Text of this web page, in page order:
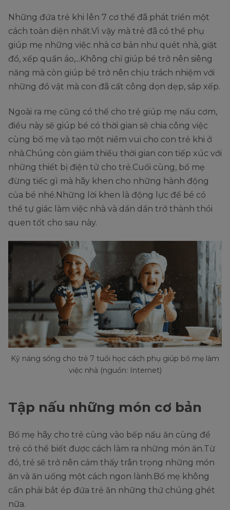
Những đứa trẻ khi lên 7 cơ thể đã phát triển một
cách toàn diện nhất.Vì vậy mà trẻ đã có thể phụ
giúp mẹ những việc nhà cơ bản như quét nhà, giặt
đồ, xếp quần áo,...Không chỉ giúp bé trở nên siêng
năng mà còn giúp bé trở nên chịu trách nhiệm với
những đồ vật mà con đã cất công dọn dẹp, sắp xếp.
Ngoài ra mẹ cũng có thể cho trẻ giúp mẹ nấu cơm,
điều này sẽ giúp bé có thời gian sẽ chia công việc
cùng bố mẹ và tạo một niềm vui cho con trẻ khi ở
nhà.Chúng còn giảm thiểu thời gian con tiếp xúc với
những thiết bị điện tử cho trẻ.Cuối cùng, bố mẹ
đừng tiếc gì mà hãy khen cho những hành động
của bé nhé.Những lời khen là động lực để bé có
thể tự giác làm việc nhà và dần dần trở thành thói
quen tốt cho sau này.
Kỹ năng sống cho trẻ 7 tuổi học cách phụ giúp bố mẹ làm
việc nhà (nguồn: Internet)
Tập nấu những món cơ bản
Bố mẹ hãy cho trẻ cùng vào bếp nấu ăn cùng để
trẻ có thể biết được cách làm ra những món ăn.Từ
đó, trẻ sẽ trở nên cảm thấy trân trọng những món
ăn và ăn uống một cách ngon lành.Bố mẹ không
cần phải bắt ép đứa trẻ ăn những thứ chúng ghét
nữa.